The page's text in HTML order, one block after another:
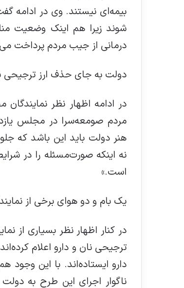
بیمه‌ای نیستند. وی در ادامه
درمانی از جیب مردم پرداخت
دولت به جای حذف ارز ترجیحی
در ادامه اظهار نظر
هنر دولت باید این باشد که
نه اینکه صورت‌مسئله را در
است.»
یک بام و دو هوای برخی از
در کنار اظهار نظر بسیاری از
ترجیحی نان و دارو اعلام
دارو ایستاده‌اند. با این
ناگوار اجرای این طرح به